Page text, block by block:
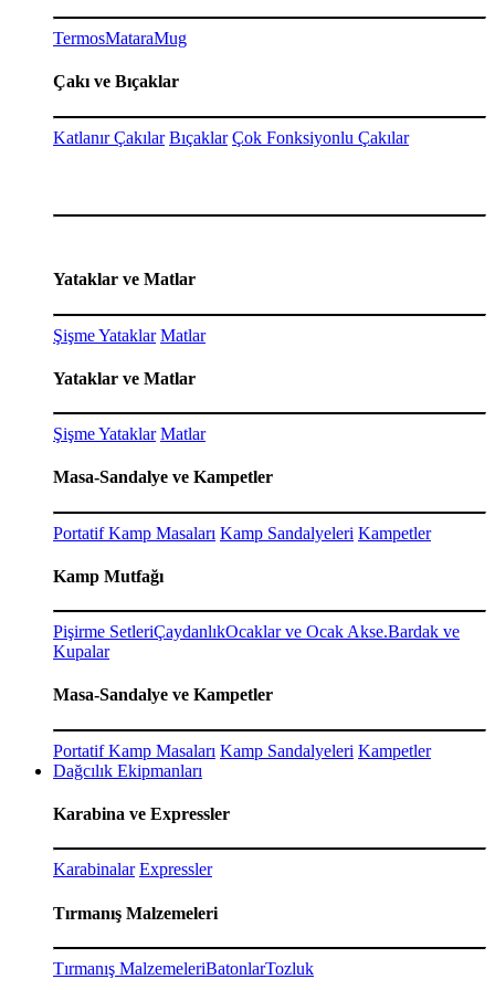
TermosMataraMug
Çakı ve Bıçaklar
Katlanır Çakılar Bıçaklar Çok Fonksiyonlu Çakılar
Yataklar ve Matlar
Şişme Yataklar Matlar
Yataklar ve Matlar
Şişme Yataklar Matlar
Masa-Sandalye ve Kampetler
Portatif Kamp Masaları Kamp Sandalyeleri Kampetler
Kamp Mutfağı
Pişirme SetleriÇaydanlıkOcaklar ve Ocak Akse.Bardak ve
Kupalar
Masa-Sandalye ve Kampetler
Portatif Kamp Masaları Kamp Sandalyeleri Kampetler
Dağcılık Ekipmanları
Karabina ve Expressler
Karabinalar Expressler
Tırmanış Malzemeleri
Tırmanış MalzemeleriBatonlarTozluk